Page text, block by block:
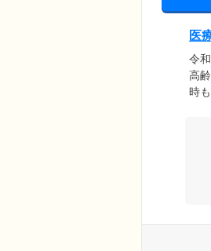
医
令
高
時
守
の